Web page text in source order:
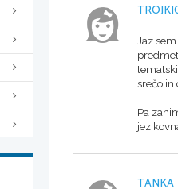
Jaz
srečo in
Pa
TANKA